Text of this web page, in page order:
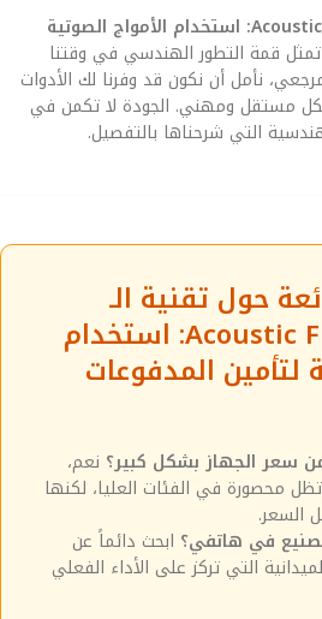
تقنية الـ Acoustic Fingerprinting: استخدام الأمواج الصوتية
تمثل قمة التطور الهندسي في وقتنا
نأمل أن نكون قد وفرنا لك الأدوات
مستقل ومهني. الجودة لا تكمن في
التي شرحناها بالتفصيل.
حول تقنية الـ
Acoustic Fingerprinting: استخدام
لتأمين المدفوعات
سعر الجهاز بشكل كبير؟ نعم،
محصورة في الفئات العليا، لكنها
السعر.
في هاتفي؟ ابحث دائماً عن
التي تركز على الأداء الفعلي